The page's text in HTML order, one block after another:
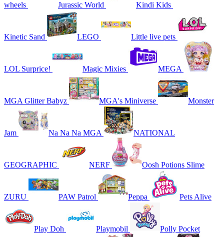
wheels Jurassic World Kindi Kids
Kinetic Sand LEGO Little live pets
LOL Surprice! Magic Mixies MEGA
MGA Glitter Babyz MGA's Miniverse Monster
Jam Na Na Na MGA NATIONAL
GEOGRAPHIC NERF Oosh Potions Slime
ZURU PAW Patrol Peppa Pets Alive
Play Doh Playmobil Polly Pocket